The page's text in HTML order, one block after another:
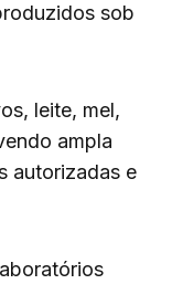
sob
leite, mel,
ampla
autorizadas e